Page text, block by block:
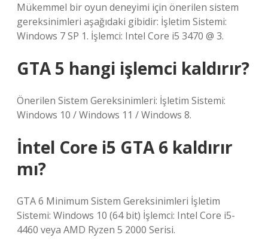
Mükemmel bir oyun deneyimi için önerilen sistem
gereksinimleri aşağıdaki gibidir: İşletim Sistemi:
Windows 7 SP 1. İşlemci: Intel Core i5 3470 @ 3.
GTA 5 hangi işlemci kaldırır?
Önerilen Sistem Gereksinimleri: İşletim Sistemi:
Windows 10 / Windows 11 / Windows 8.
İntel Core i5 GTA 6 kaldırır
mı?
GTA 6 Minimum Sistem Gereksinimleri İşletim
Sistemi: Windows 10 (64 bit) İşlemci: Intel Core i5-
4460 veya AMD Ryzen 5 2000 Serisi.